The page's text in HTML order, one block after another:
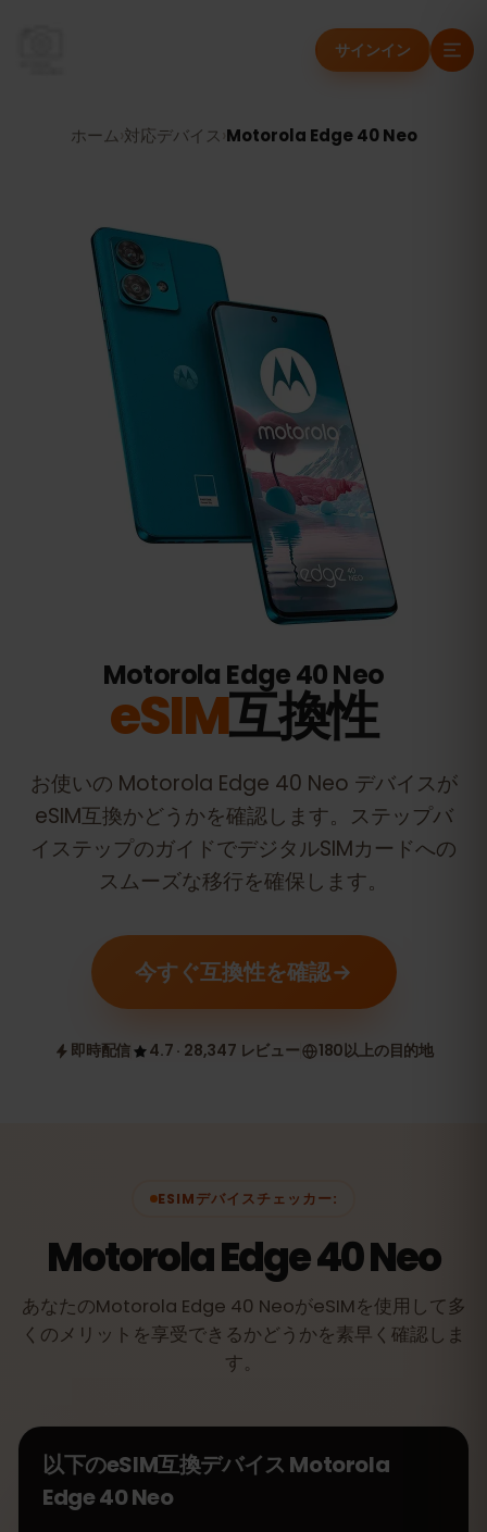
サインイン
ホーム 対応デバイス Motorola Edge 40 Neo
Motorola Edge 40 Neo
eSIM互換性
お使いの Motorola Edge 40 Neo デバイスが
eSIM互換かどうかを確認します。ステップバ
イステップのガイドでデジタルSIMカードへの
スムーズな移行を確保します。
今すぐ互換性を確認
即時配信 4.7 · 28,347 レビュー 180以上の目的地
ESIMデバイスチェッカー:
Motorola Edge 40 Neo
あなたのMotorola Edge 40 NeoがeSIMを使用して多
くのメリットを享受できるかどうかを素早く確認しま
す。
以下のeSIM互換デバイス Motorola
Edge 40 Neo